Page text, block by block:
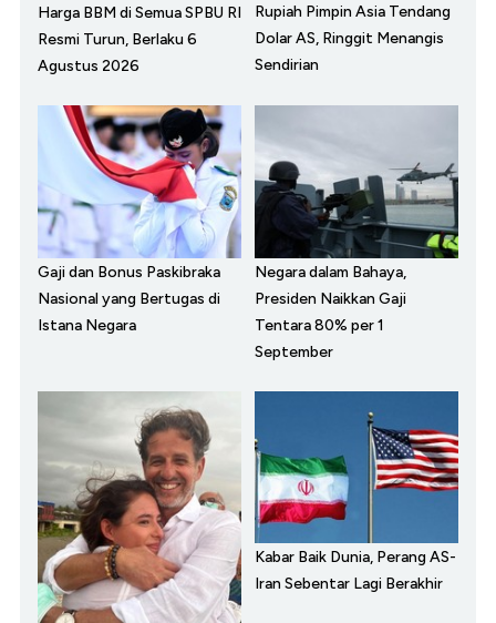
Harga BBM di Semua SPBU RI
Resmi Turun, Berlaku 6
Agustus 2026
Rupiah Pimpin Asia Tendang
Dolar AS, Ringgit Menangis
Sendirian
Gaji dan Bonus Paskibraka
Nasional yang Bertugas di
Istana Negara
Negara dalam Bahaya,
Presiden Naikkan Gaji
Tentara 80% per 1
September
Kabar Baik Dunia, Perang AS-
Iran Sebentar Lagi Berakhir